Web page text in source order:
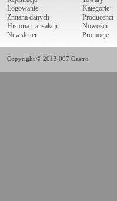
Logowanie
Zmiana danych
Historia transakcji
Newsletter
Kategorie
Producenci
Nowości
Promocje
Copyright © 2013 007 Gastro